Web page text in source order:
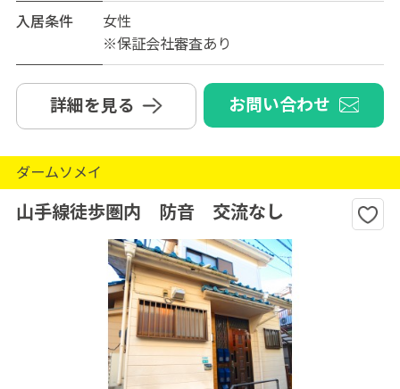
入居条件
女性
※保証会社審査あり
詳細を見る お問い合わせ
ダームソメイ
山手線徒歩圏内 防音 交流なし